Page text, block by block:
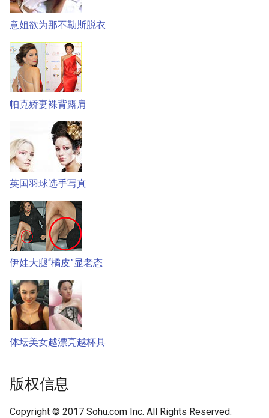
意姐欲为那不勒斯脱衣
帕克娇妻裸背露肩
英国羽球选手写真
伊娃大腿“橘皮”显老态
体坛美女越漂亮越杯具
版权信息
Copyright © 2017 Sohu.com Inc. All Rights Reserved.